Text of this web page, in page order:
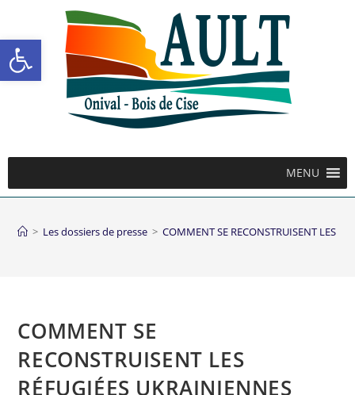
Ouvrir la barre d’outils
MENU
> Les dossiers de presse > COMMENT SE RECONSTRUISENT LES
COMMENT SE
RECONSTRUISENT LES
RÉFUGIÉES UKRAINIENNES